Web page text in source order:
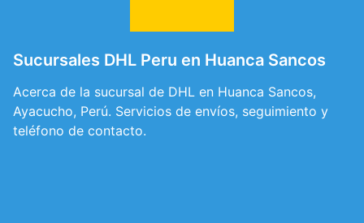
Sucursales DHL Peru en Huanca Sancos
Acerca de la sucursal de DHL en Huanca Sancos,
Ayacucho, Perú. Servicios de envíos, seguimiento y
teléfono de contacto.